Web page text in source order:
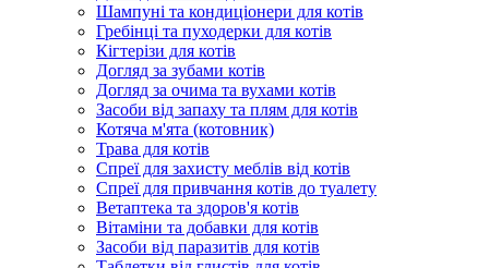
Шампуні та кондиціонери для котів
Гребінці та пуходерки для котів
Кігтерізи для котів
Догляд за зубами котів
Догляд за очима та вухами котів
Засоби від запаху та плям для котів
Котяча м'ята (котовник)
Трава для котів
Спреї для захисту меблів від котів
Спреї для привчання котів до туалету
Ветаптека та здоров'я котів
Вітаміни та добавки для котів
Засоби від паразитів для котів